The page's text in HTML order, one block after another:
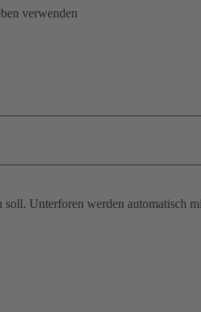
verwenden
Unterforen werden